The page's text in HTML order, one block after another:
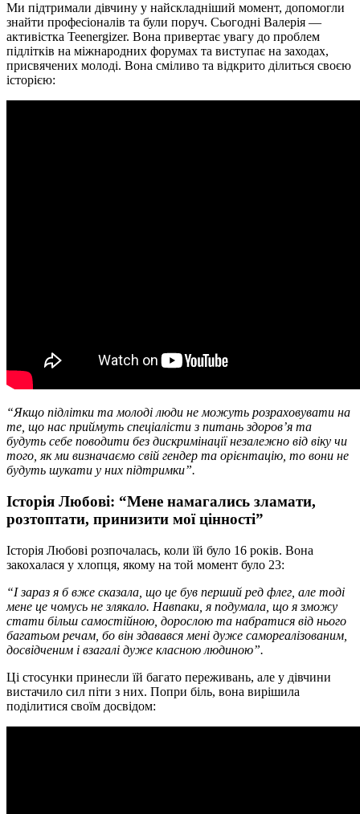
Ми підтримали дівчину у найскладніший момент, допомогли
знайти професіоналів та були поруч. Сьогодні Валерія —
активістка Teenergizer. Вона привертає увагу до проблем
підлітків на міжнародних форумах та виступає на заходах,
присвячених молоді. Вона сміливо та відкрито ділиться своєю
історією:
“Якщо підлітки та молоді люди не можуть розраховувати на
те, що нас приймуть спеціалісти з питань здоров’я та
будуть себе поводити без дискримінації незалежно від віку чи
того, як ми визначаємо свій гендер та орієнтацію, то вони не
будуть шукати у них підтримки”.
Історія Любові: “Мене намагались зламати,
розтоптати, принизити мої цінності”
Історія Любові розпочалась, коли їй було 16 років. Вона
закохалася у хлопця, якому на той момент було 23:
“І зараз я б вже сказала, що це був перший ред флег , але тоді
мене це чомусь не злякало. Навпаки, я подумала, що я зможу
стати більш самостійною, дорослою та набратися від нього
багатьом речам, бо він здавався мені дуже самореалізованим,
досвідченим і взагалі дуже класною людиною”.
Ці стосунки принесли їй багато переживань, але у дівчини
вистачило сил піти з них. Попри біль, вона вирішила
поділитися своїм досвідом: